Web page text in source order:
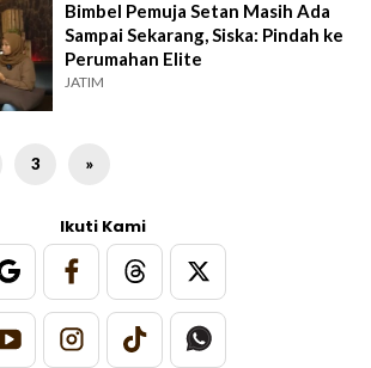
Bimbel Pemuja Setan Masih Ada
Sampai Sekarang, Siska: Pindah ke
Perumahan Elite
JATIM
3 »
Ikuti Kami